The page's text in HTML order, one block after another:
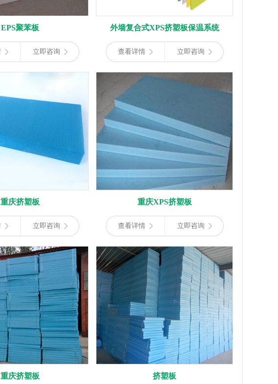
EPS聚苯板
立即咨询
外墙复合式XPS挤塑板保温系统
查看详情 立即咨询
重庆挤塑板
立即咨询
重庆XPS挤塑板
查看详情 立即咨询
重庆挤塑板 挤塑板